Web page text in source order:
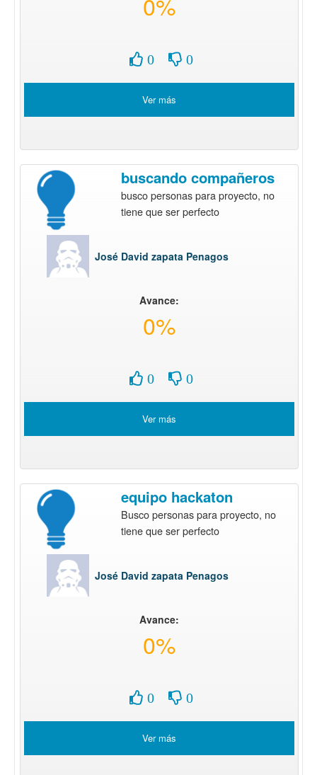
0 0
Ver más
buscando compañeros
busco personas para proyecto, no
tiene que ser perfecto
José David zapata Penagos
Avance:
0%
0 0
Ver más
equipo hackaton
Busco personas para proyecto, no
tiene que ser perfecto
José David zapata Penagos
Avance:
0%
0 0
Ver más